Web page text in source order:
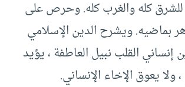
للشرق كله والغرب كله. وحرص على
بماضيه. ويشرح الدين الإسلامي
إنساني القلب نبيل العاطفة ، يؤيد
ولا يعوق الإخاء الإنساني.